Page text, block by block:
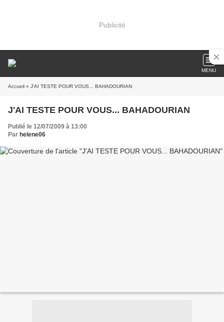
Publicité
MENU
Accueil » J'AI TESTE POUR VOUS... BAHADOURIAN
J'AI TESTE POUR VOUS... BAHADOURIAN
Publié le 12/07/2009 à 13:00
Par helene06